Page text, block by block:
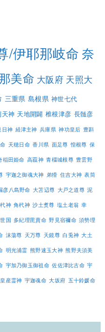
/伊耶那岐命 奈
美命 大阪府 天照大
三重県 島根県 神世七代
天神 天地開闢 椎根津彦 長髄彦
日神 経津主神 兵庫県 神功皇后 豊斟
天穂日命 香川県 面足尊 惶根尊 保
稲田姫命 高龗神 青橿城根尊 豊雲野
宇迦之御魂大神 弟猾 住吉大神 表筒
彦八島野命 大苫辺尊 大戸之道尊 泥
神 角杙神 沙土煑尊 塩土老翁 幸
国 多紀理毘賣命 野見宿禰命 須勢理
沫蕩尊 天万尊 天鏡尊 白兎神 大土
明光浦霊 熊野速玉大神 熊野夫須美
宇加乃御玉御祖命 佐佐津比古命 宇
産霊神 宇迦魂命 大坂府 五十鈴媛命